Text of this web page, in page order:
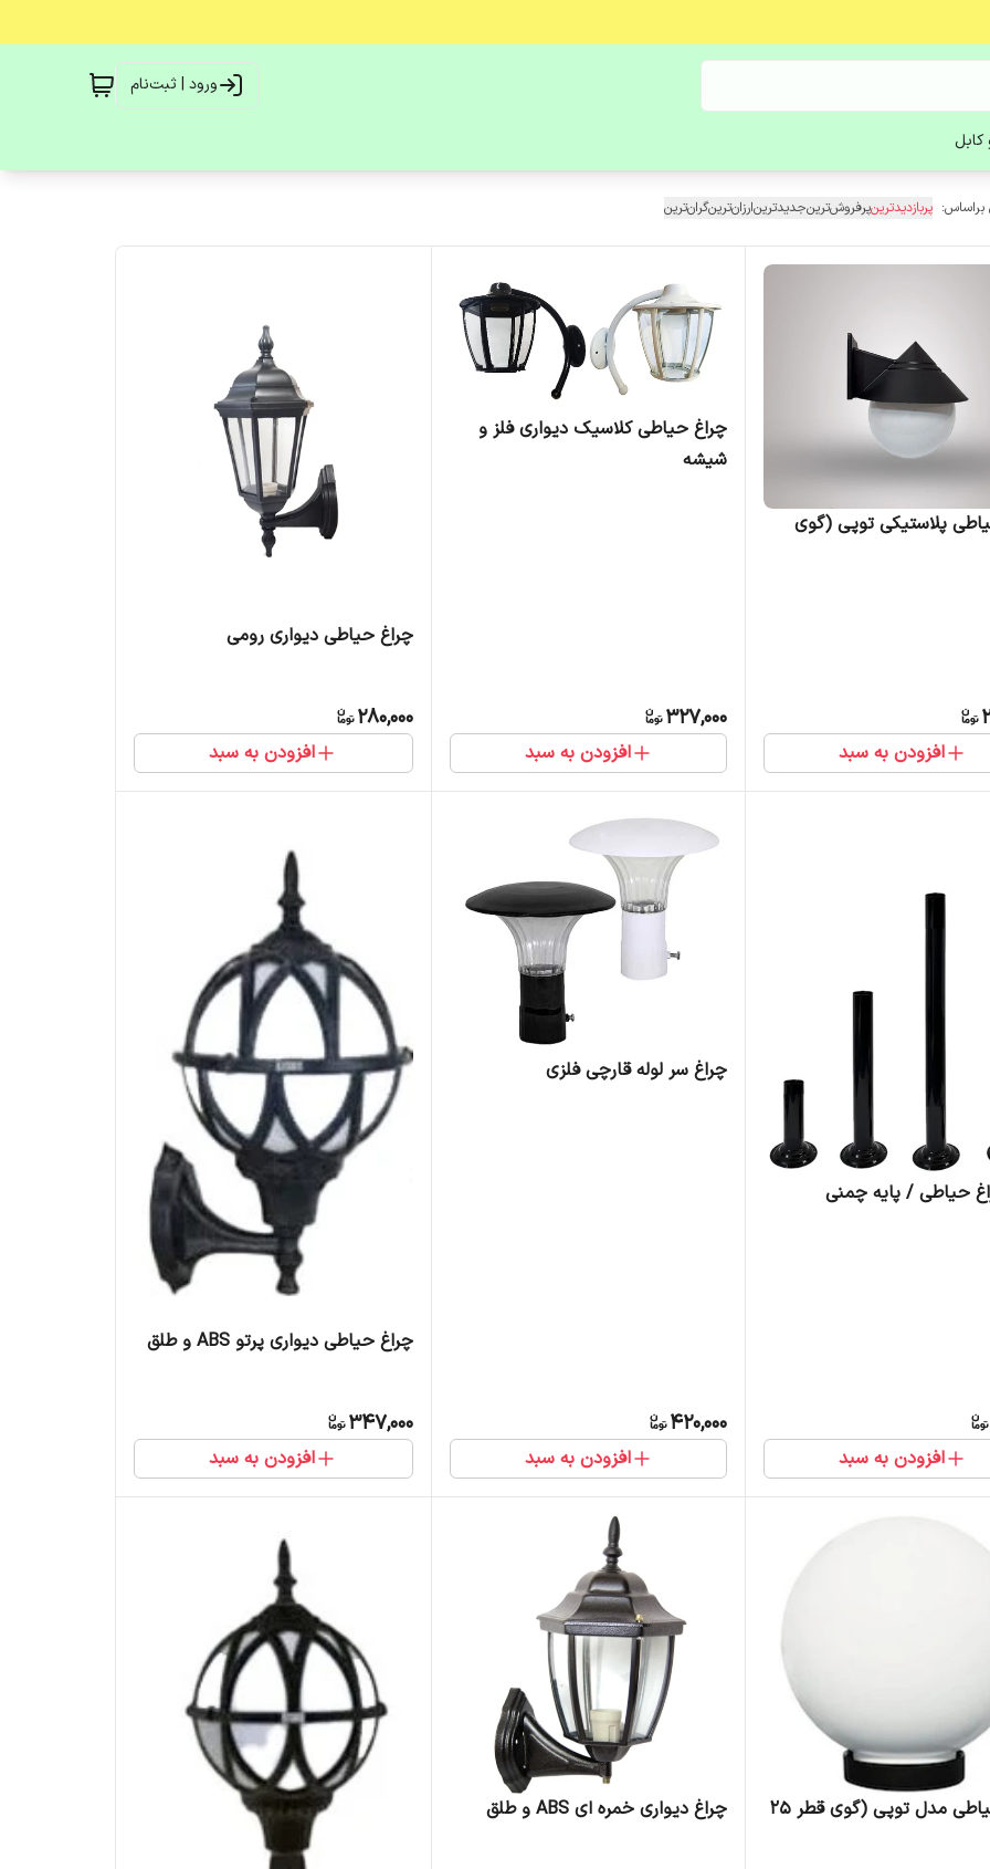
ورود | ثبت‌نام
پربازدیدترینپرفروش‌ترینجدیدترینارزان‌ترینگران‌ترین
پلاستیکی توپی (گوی
افزودن به سبد
چراغ حیاطی کلاسیک دیواری فلز و
شیشه
327,000
افزودن به سبد
چراغ حیاطی دیواری رومی
280,000
افزودن به سبد
حیاطی / پایه چمنی
افزودن به سبد
چراغ سر لوله قارچی فلزی
420,000
افزودن به سبد
چراغ حیاطی دیواری پرتو ABS و طلق
347,000
افزودن به سبد
چراغ حیاطی مدل توپی (گوی قطر 25
چراغ دیواری خمره ای ABS و طلق